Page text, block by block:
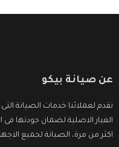
عن صيانة بيكو
نقدم لعملائنا خدمات الصيانة
الغيار الاصلية لضمان جودتها
اكثر من مرة، الصيانة لجميع